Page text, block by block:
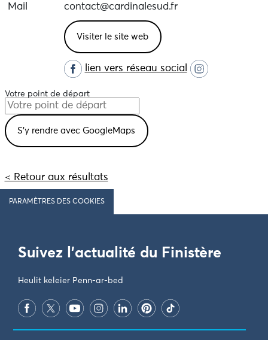
Mail
contact@cardinalesud.fr
Visiter le site web
lien vers réseau social
Votre point de départ
< Retour aux résultats
PARAMÈTRES DES COOKIES
Suivez l'actualité du Finistère
Heulit keleier Penn-ar-bed